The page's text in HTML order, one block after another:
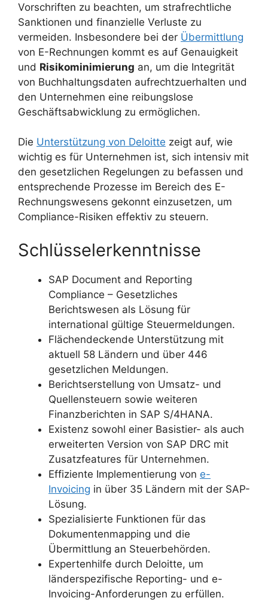
Vorschriften zu beachten, um strafrechtliche
Sanktionen und finanzielle Verluste zu
vermeiden. Insbesondere bei der Übermittlung
von E-Rechnungen kommt es auf Genauigkeit
und Risikominimierung an, um die Integrität
von Buchhaltungsdaten aufrechtzuerhalten und
den Unternehmen eine reibungslose
Geschäftsabwicklung zu ermöglichen.
Die Unterstützung von Deloitte zeigt auf, wie
wichtig es für Unternehmen ist, sich intensiv mit
den gesetzlichen Regelungen zu befassen und
entsprechende Prozesse im Bereich des E-
Rechnungswesens gekonnt einzusetzen, um
Compliance-Risiken effektiv zu steuern.
Schlüsselerkenntnisse
SAP Document and Reporting
Compliance – Gesetzliches
Berichtswesen als Lösung für
international gültige Steuermeldungen.
Flächendeckende Unterstützung mit
aktuell 58 Ländern und über 446
gesetzlichen Meldungen.
Berichtserstellung von Umsatz- und
Quellensteuern sowie weiteren
Finanzberichten in SAP S/4HANA.
Existenz sowohl einer Basistier- als auch
erweiterten Version von SAP DRC mit
Zusatzfeatures für Unternehmen.
Effiziente Implementierung von e-
Invoicing in über 35 Ländern mit der SAP-
Lösung.
Spezialisierte Funktionen für das
Dokumentenmapping und die
Übermittlung an Steuerbehörden.
Expertenhilfe durch Deloitte, um
länderspezifische Reporting- und e-
Invoicing-Anforderungen zu erfüllen.